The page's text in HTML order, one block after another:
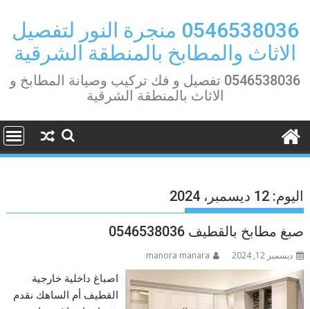
content
0546538036 منجرة النور لتفصيل
الاثاث والمطابخ بالمنطقة الشرقية
0546538036 تفصيل و فك تركيب وصيانة المطابخ و
الاثاث بالمنطقة الشرقية
اليوم:12 ديسمبر، 2024
صبغ مطابخ بالقطيف 0546538036
ديسمبر 12, 2024 manora manara
اصباغ داخلية خارجية
القطيف أم الساهك نقدم